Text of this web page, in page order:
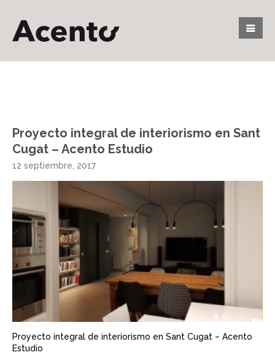
Proyecto integral de interiorismo en Sant
Cugat – Acento Estudio
12 septiembre, 2017
Proyecto integral de interiorismo en Sant Cugat – Acento
Estudio